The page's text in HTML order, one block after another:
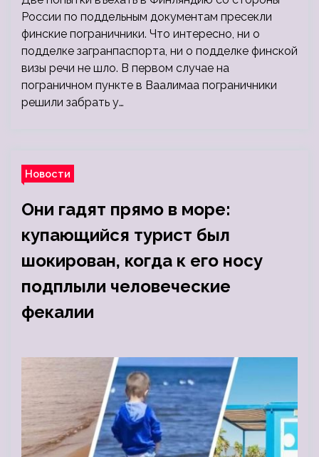
России по поддельным документам пресекли
финские пограничники. Что интересно, ни о
подделке загранпаспорта, ни о подделке финской
визы речи не шло. В первом случае на
пограничном пункте в Ваалимаа пограничники
решили забрать у…
Новости
Они гадят прямо в море:
купающийся турист был
шокирован, когда к его носу
подплыли человеческие
фекалии